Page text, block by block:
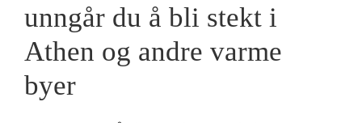
unngår du å bli stekt i
Athen og andre varme
byer